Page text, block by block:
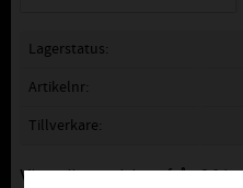
Lagerstatus
Artikelnr
Tillverkare
Visa alla produkter från 361